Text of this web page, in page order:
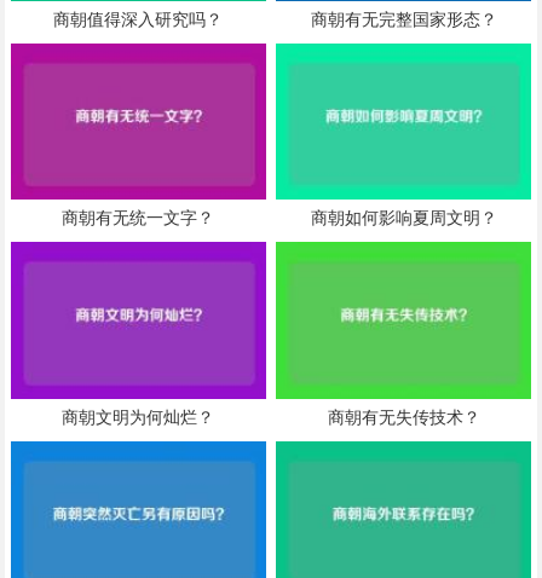
商朝值得深入研究吗？ 商朝有无完整国家形态？
商朝有无统一文字？ 商朝如何影响夏周文明？
商朝文明为何灿烂？ 商朝有无失传技术？